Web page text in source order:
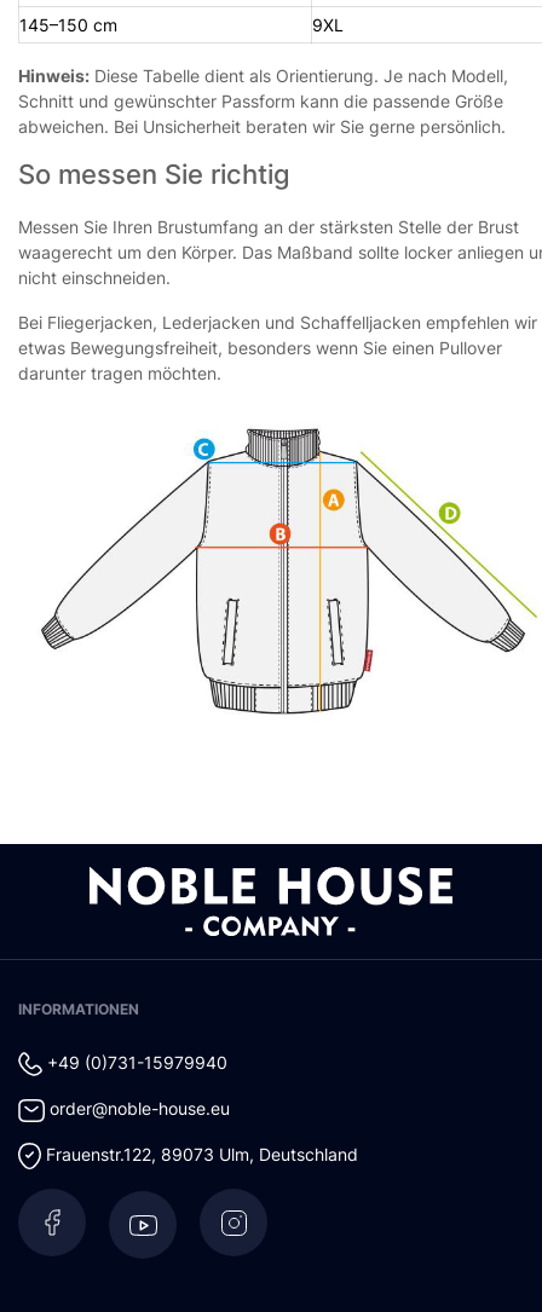
145–150 cm 9XL
Hinweis: Diese Tabelle dient als Orientierung. Je nach Modell,
Schnitt und gewünschter Passform kann die passende Größe
abweichen. Bei Unsicherheit beraten wir Sie gerne persönlich.
So messen Sie richtig
Messen Sie Ihren Brustumfang an der stärksten Stelle der Brust
waagerecht um den Körper. Das Maßband sollte locker anliegen
nicht einschneiden.
Bei Fliegerjacken, Lederjacken und Schaffelljacken empfehlen wir
etwas Bewegungsfreiheit, besonders wenn Sie einen Pullover
darunter tragen möchten.
INFORMATIONEN
+49 (0)731-15979940
order@noble-house.eu
Frauenstr.122, 89073 Ulm, Deutschland